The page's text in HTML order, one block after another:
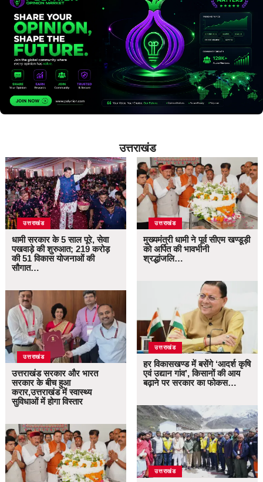
उत्तराखंड
उत्तराखंड
धामी सरकार के 5 साल पूरे, सेवा
पखवाड़े की शुरुआत; 219 करोड़
की 51 विकास योजनाओं की
सौगात…
उत्तराखंड
उत्तराखंड सरकार और भारत
सरकार के बीच हुआ
करार,उत्तराखंड में स्वास्थ्य
सुविधाओं में होगा विस्तार
उत्तराखंड
मुख्यमंत्री धामी ने पूर्व सीएम खण्डूड़ी
को अर्पित की भावभीनी
श्रद्धांजलि…
उत्तराखंड
हर विकासखण्ड में बसेंगे ‘आदर्श कृषि
एवं उद्यान गांव’, किसानों की आय
बढ़ाने पर सरकार का फोकस…
उत्तराखंड